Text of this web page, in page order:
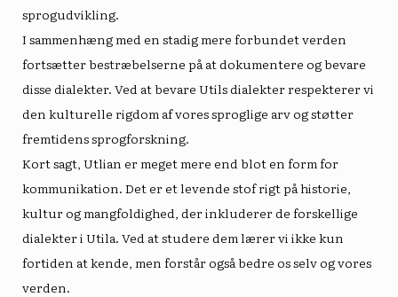
sprogudvikling.
I sammenhæng med en stadig mere forbundet verden
fortsætter bestræbelserne på at dokumentere og bevare
disse dialekter. Ved at bevare Utils dialekter respekterer vi
den kulturelle rigdom af vores sproglige arv og støtter
fremtidens sprogforskning.
Kort sagt, Utlian er meget mere end blot en form for
kommunikation. Det er et levende stof rigt på historie,
kultur og mangfoldighed, der inkluderer de forskellige
dialekter i Utila. Ved at studere dem lærer vi ikke kun
fortiden at kende, men forstår også bedre os selv og vores
verden.